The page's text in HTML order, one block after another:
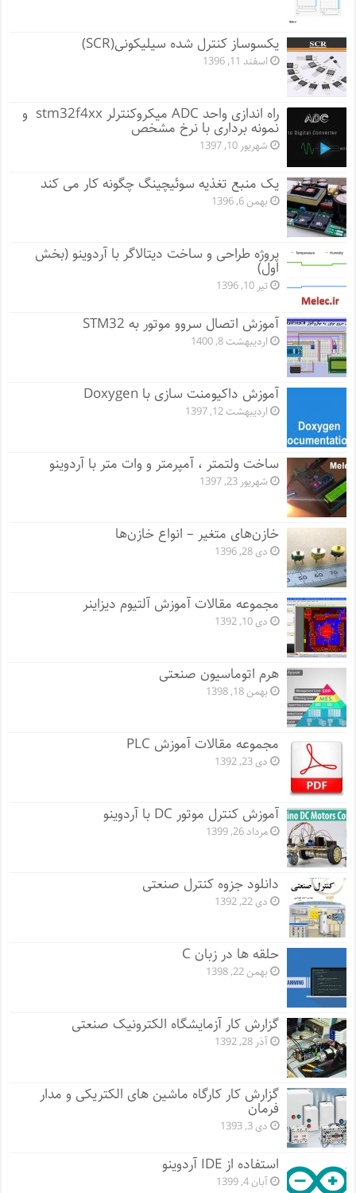
یکسوساز کنترل شده سیلیکونی(SCR)
اسفند 11, 1396
راه اندازی واحد ADC میکروکنترلر stm32f4xx و
نمونه برداری با نرخ مشخص
شهریور 10, 1397
یک منبع تغذیه سوئیچینگ چگونه کار می کند
بهمن 6, 1396
پروژه طراحی و ساخت دیتالاگر با آردوینو (بخش
اول)
تیر 10, 1396
آموزش اتصال سروو موتور به STM32
اردیبهشت 8, 1400
آموزش داکیومنت سازی با Doxygen
اردیبهشت 12, 1397
ساخت ولتمتر ، آمپرمتر و وات متر با آردوینو
شهریور 23, 1397
خازن‌های متغیر – انواع خازن‌ها
دی 28, 1396
مجموعه مقالات آموزش آلتیوم دیزاینر
دی 10, 1392
هرم اتوماسیون صنعتی
بهمن 18, 1398
مجموعه مقالات آموزش PLC
دی 23, 1392
آموزش کنترل موتور DC با آردوینو
مرداد 26, 1399
دانلود جزوه کنترل صنعتی
دی 22, 1392
حلقه ها در زبان C
بهمن 22, 1398
گزارش کار آزمایشگاه الکترونیک صنعتی
آذر 28, 1392
گزارش کار کارگاه ماشین های الکتریکی و مدار
فرمان
دی 3, 1393
استفاده از IDE آردوینو
آبان 4, 1399